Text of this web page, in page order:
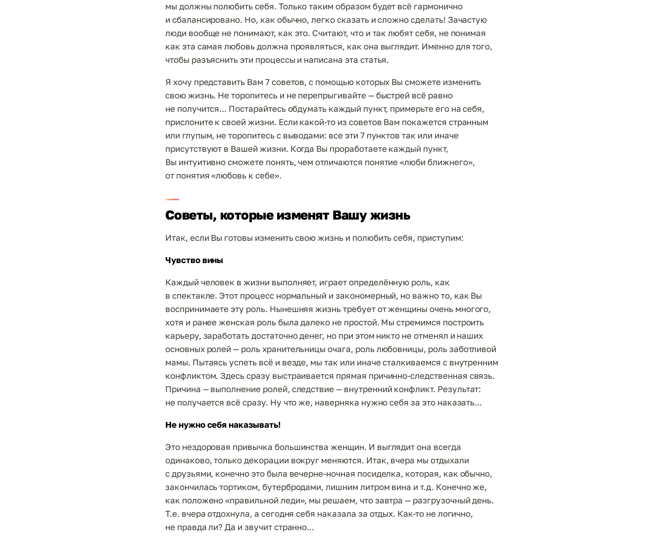
мы должны полюбить себя. Только таким образом будет всё гармонично
и сбалансировано. Но, как обычно, легко сказать и сложно сделать! Зачастую
люди вообще не понимают, как это. Считают, что и так любят себя, не понимая
как эта самая любовь должна проявляться, как она выглядит. Именно для того,
чтобы разъяснить эти процессы и написана эта статья.
Я хочу представить Вам 7 советов, с помощью которых Вы сможете изменить
свою жизнь. Не торопитесь и не перепрыгивайте — быстрей всё равно
не получится... Постарайтесь обдумать каждый пункт, примерьте его на себя,
прислоните к своей жизни. Если какой-то из советов Вам покажется странным
или глупым, не торопитесь с выводами: все эти 7 пунктов так или иначе
присутствуют в Вашей жизни. Когда Вы проработаете каждый пункт,
Вы интуитивно сможете понять, чем отличаются понятие «люби ближнего»,
от понятия «любовь к себе».
Советы, которые изменят Вашу жизнь
Итак, если Вы готовы изменить свою жизнь и полюбить себя, приступим:
Чувство вины
Каждый человек в жизни выполняет, играет определённую роль, как
в спектакле. Этот процесс нормальный и закономерный, но важно то, как Вы
воспринимаете эту роль. Нынешняя жизнь требует от женщины очень многого,
хотя и ранее женская роль была далеко не простой. Мы стремимся построить
карьеру, заработать достаточно денег, но при этом никто не отменял и наших
основных ролей — роль хранительницы очага, роль любовницы, роль заботливой
мамы. Пытаясь успеть всё и везде, мы так или иначе сталкиваемся с внутренним
конфликтом. Здесь сразу выстраивается прямая причинно-следственная связь.
Причина — выполнение ролей, следствие — внутренний конфликт. Результат:
не получается всё сразу. Ну что же, наверняка нужно себя за это наказать...
Не нужно себя наказывать!
Это нездоровая привычка большинства женщин. И выглядит она всегда
одинаково, только декорации вокруг меняются. Итак, вчера мы отдыхали
с друзьями, конечно это была вечерне-ночная посиделка, которая, как обычно,
закончилась тортиком, бутербродами, лишним литром вина и т.д. Конечно же,
как положено «правильной леди», мы решаем, что завтра — разгрузочный день.
Т.е. вчера отдохнула, а сегодня себя наказала за отдых. Как-то не логично,
не правда ли? Да и звучит странно...